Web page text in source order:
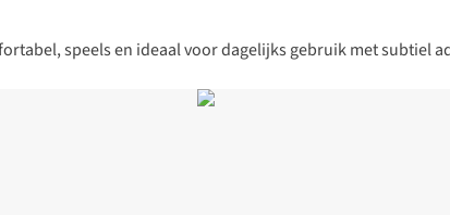
speels en ideaal voor dagelijks gebruik met subtiel